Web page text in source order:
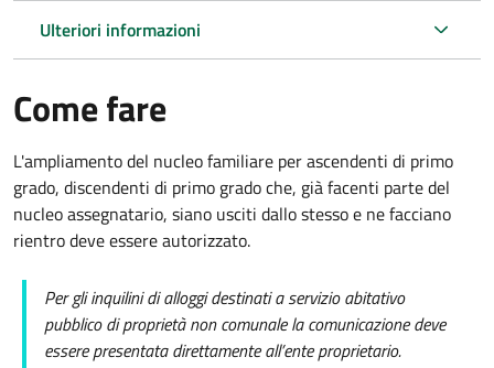
Ulteriori informazioni
Come fare
L'ampliamento del nucleo familiare per ascendenti di primo
grado, discendenti di primo grado che, già facenti parte del
nucleo assegnatario, siano usciti dallo stesso e ne facciano
rientro deve essere autorizzato.
Per gli inquilini di alloggi destinati a servizio abitativo
pubblico di proprietà non comunale la comunicazione deve
essere presentata direttamente all’ente proprietario.